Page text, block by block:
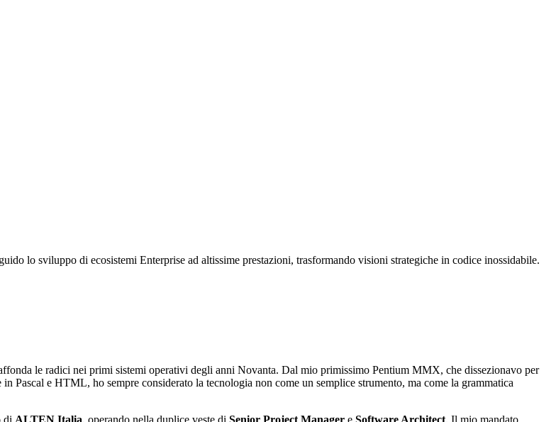
lo sviluppo di ecosistemi Enterprise ad altissime prestazioni, trasformando visioni strategiche in codice inossidabile.
le radici nei primi sistemi operativi degli anni Novanta. Dal mio primissimo Pentium MMX, che dissezionavo per
Pascal e HTML, ho sempre considerato la tecnologia non come un semplice strumento, ma come la grammatica
di ALTEN Italia, operando nella duplice veste di Senior Project Manager e Software Architect. Il mio mandato